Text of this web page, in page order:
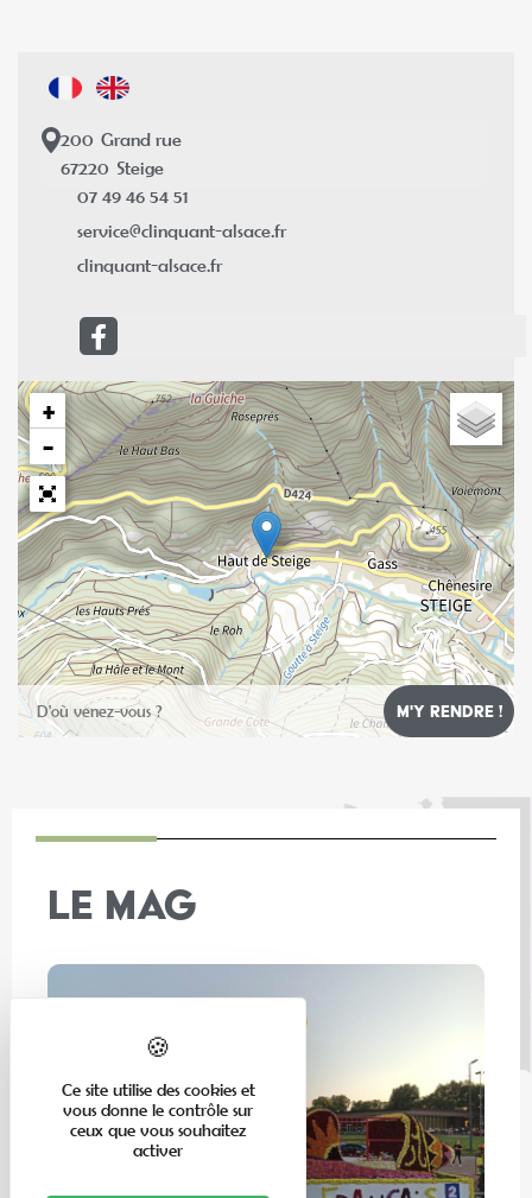
200 Grand rue
67220 Steige
07 49 46 54 51
service@clinquant-alsace.fr
clinquant-alsace.fr
+
−
Leaflet
LE MAG
Ce site utilise des cookies et
vous donne le contrôle sur
ceux que vous souhaitez
activer